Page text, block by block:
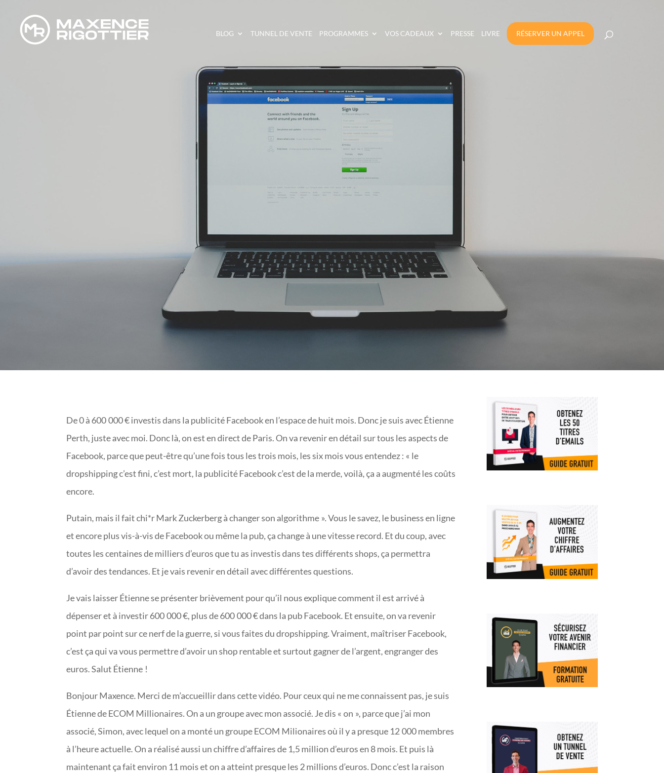
BLOG TUNNEL DE VENTE PROGRAMMES VOS CADEAUX PRESSE LIVRE RÉSERVER UN APPEL
FACEBOOK
De 0 à 600 000 € investis dans la publicité Facebook en l’espace de huit mois. Donc je suis avec Étienne
Perth, juste avec moi. Donc là, on est en direct de Paris. On va revenir en détail sur tous les aspects de
Facebook, parce que peut-être qu’une fois tous les trois mois, les six mois vous entendez : « le
dropshipping c’est fini, c’est mort, la publicité Facebook c’est de la merde, voilà, ça a augmenté les coûts
encore.
Putain, mais il fait chi*r Mark Zuckerberg à changer son algorithme ». Vous le savez, le business en ligne
et encore plus vis-à-vis de Facebook ou même la pub, ça change à une vitesse record. Et du coup, avec
toutes les centaines de milliers d’euros que tu as investis dans tes différents shops, ça permettra
d’avoir des tendances. Et je vais revenir en détail avec différentes questions.
Je vais laisser Étienne se présenter brièvement pour qu’il nous explique comment il est arrivé à
dépenser et à investir 600 000 €, plus de 600 000 € dans la pub Facebook. Et ensuite, on va revenir
point par point sur ce nerf de la guerre, si vous faites du dropshipping. Vraiment, maîtriser Facebook,
c’est ça qui va vous permettre d’avoir un shop rentable et surtout gagner de l’argent, engranger des
euros. Salut Étienne !
Bonjour Maxence. Merci de m’accueillir dans cette vidéo. Pour ceux qui ne me connaissent pas, je suis
Étienne de ECOM Millionaires. On a un groupe avec mon associé. Je dis « on », parce que j’ai mon
associé, Simon, avec lequel on a monté un groupe ECOM Milionaires où il y a presque 12 000 membres
à l’heure actuelle. On a réalisé aussi un chiffre d’affaires de 1,5 million d’euros en 8 mois. Et puis là
maintenant ça fait environ 11 mois et on a atteint presque les 2 millions d’euros. Donc c’est la raison